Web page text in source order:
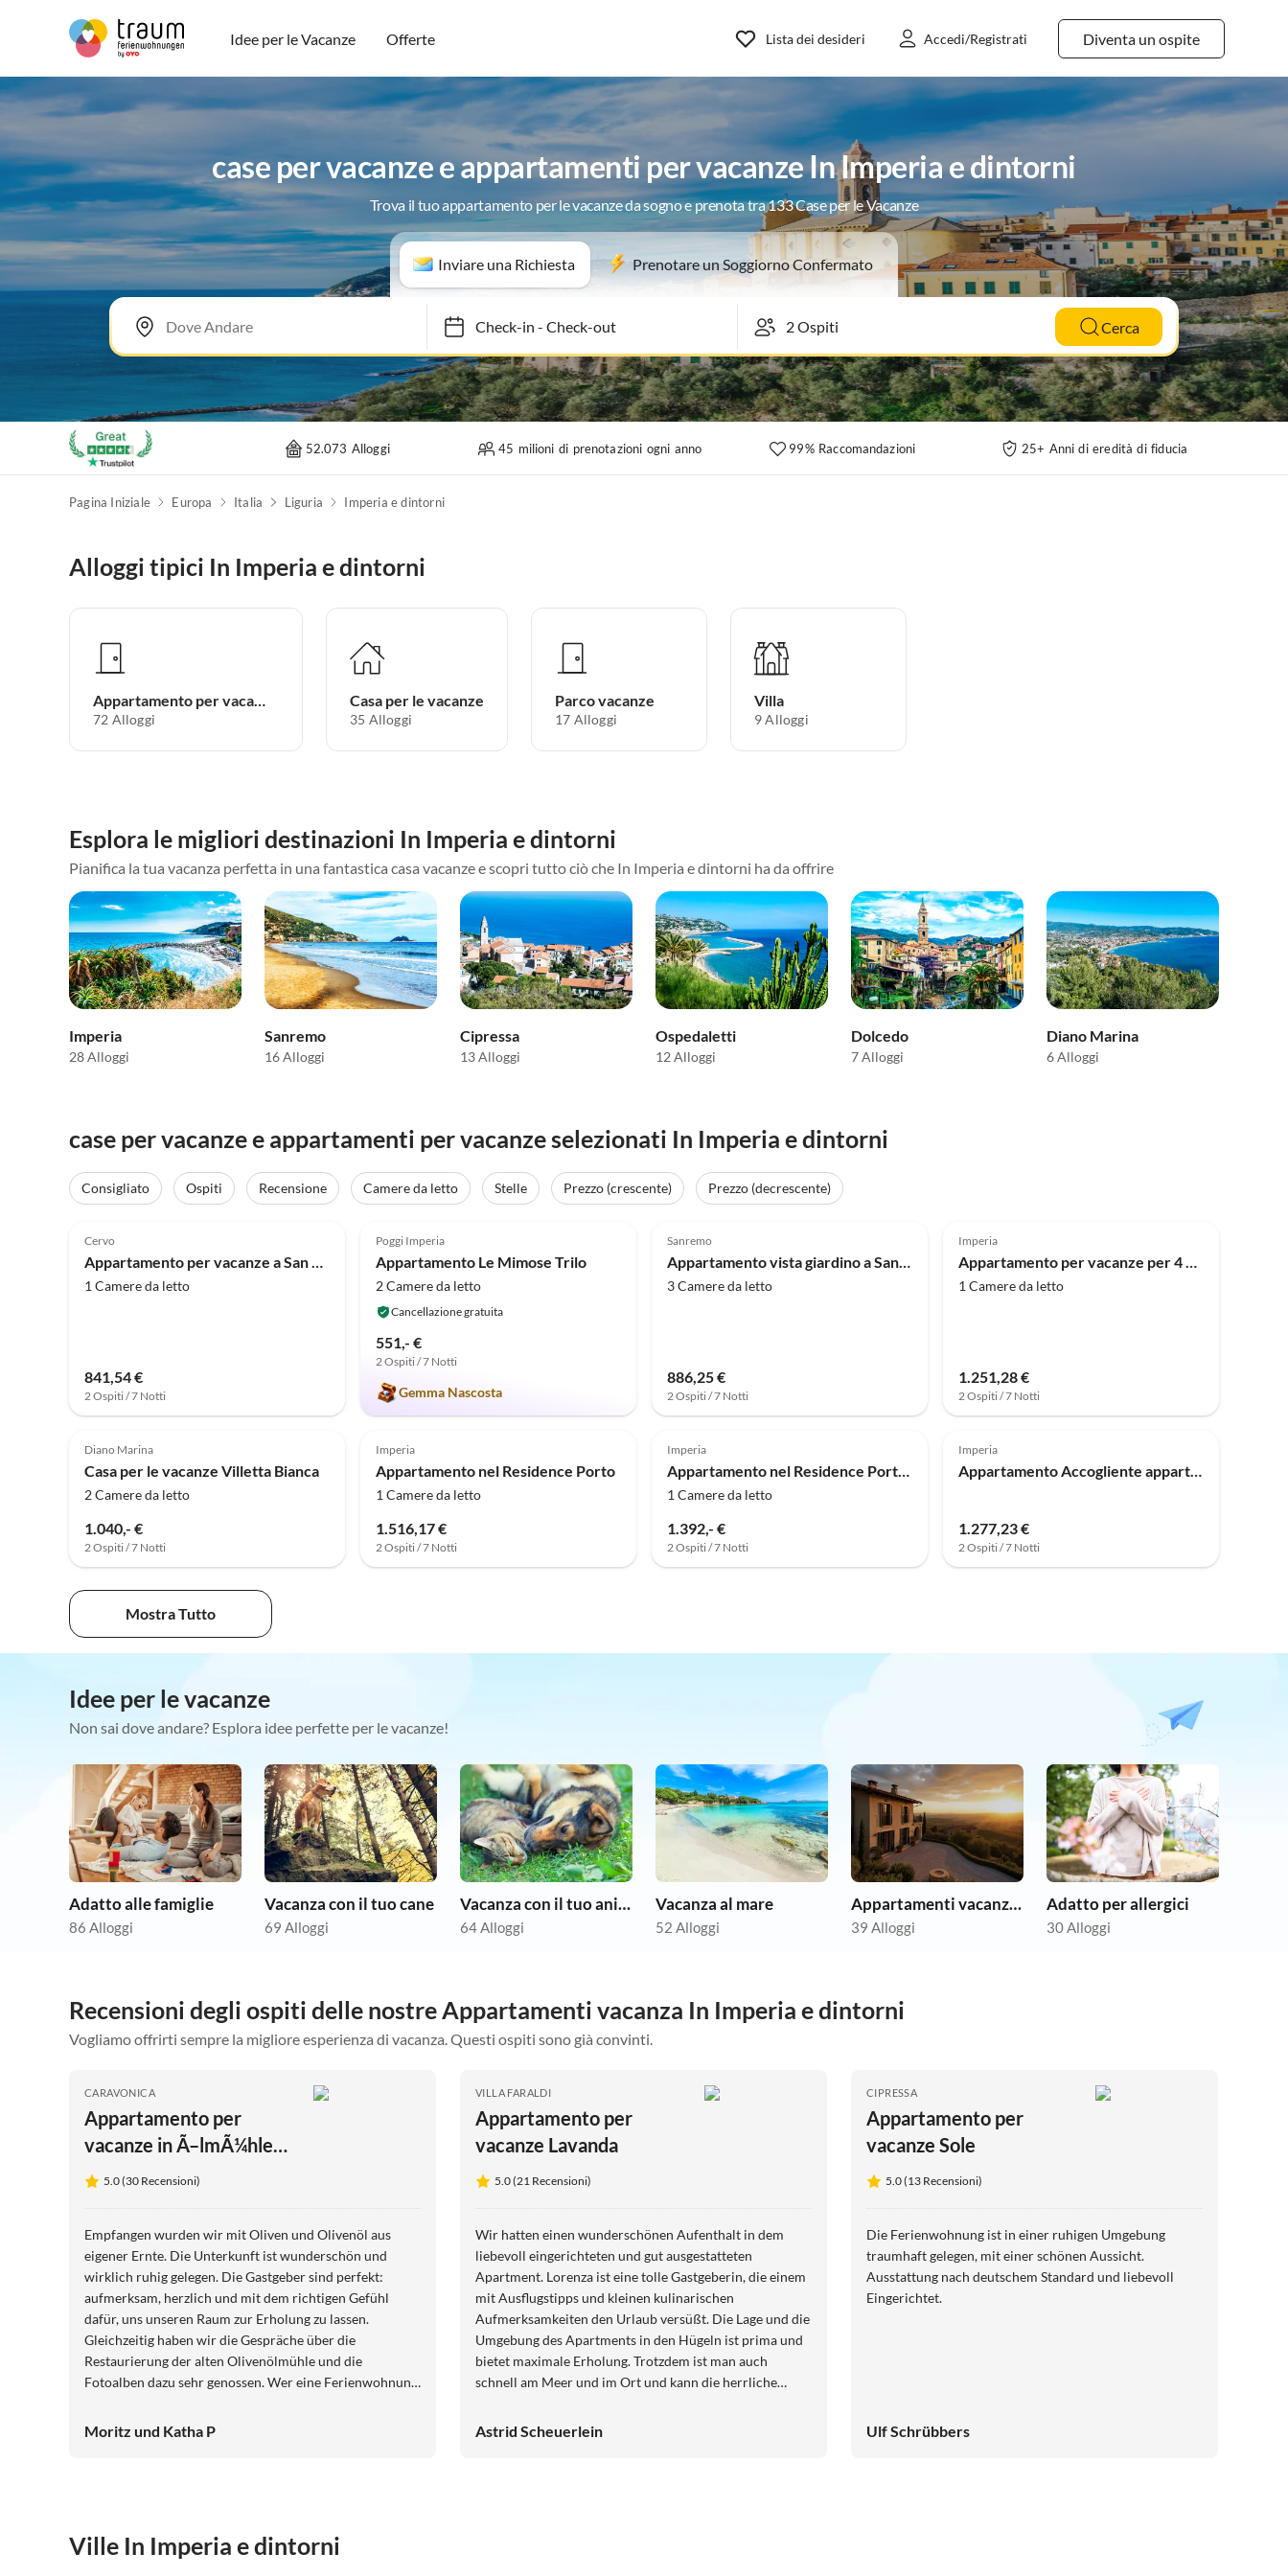
Idee per le Vacanze Offerte Diventa un ospite
Lista dei desideri Accedi/Registrati
case per vacanze e appartamenti per vacanze In Imperia e dintorni
Trova il tuo appartamento per le vacanze da sogno e prenota tra 133 Case per le Vacanze
Inviare una Richiesta Prenotare un Soggiorno Confermato
Check-in- Check-out Cerca
52.073 Alloggi 45 milioni di prenotazioni ogni anno 99% Raccomandazioni 25+ Anni di eredità di fiducia
Pagina Iniziale Europa Italia Liguria Imperia e dintorni
Alloggi tipici In Imperia e dintorni
Appartamento per vacanze
72 Alloggi
Casa per le vacanze
35 Alloggi
Parco vacanze
17 Alloggi
Villa
9 Alloggi
Esplora le migliori destinazioni In Imperia e dintorni
Pianifica la tua vacanza perfetta in una fantastica casa vacanze e scopri tutto ciò che In Imperia e dintorni ha da offrire
Imperia
28 Alloggi
Sanremo
16 Alloggi
Cipressa
13 Alloggi
Ospedaletti
12 Alloggi
Dolcedo
7 Alloggi
Diano Marina
6 Alloggi
case per vacanze e appartamenti per vacanze selezionati In Imperia e dintorni
Consigliato Ospiti Recensione Camere da letto Stelle Prezzo (crescente)
Prezzo (decrescente)
Cervo
Appartamento per vacanze a San Bartolomeo al Mare
1 Camere da letto
841,54 €
2 Ospiti / 7 Notti
Annuncio in
Alto
Poggi Imperia
Appartamento Le Mimose Trilo
2 Camere da letto
Cancellazione gratuita
551,- €
2 Ospiti / 7 Notti
Gemma Nascosta
Sanremo
Appartamento vista giardino a Sanremo con veranda
3 Camere da letto
886,25 €
2 Ospiti / 7 Notti
Imperia
Appartamento per vacanze per 4 persone a Imperia
1 Camere da letto
1.251,28 €
2 Ospiti / 7 Notti
Alto
Diano Marina
Casa per le vacanze Villetta Bianca
2 Camere da letto
1.040,- €
2 Ospiti / 7 Notti
Imperia
Appartamento nel Residence Porto
1 Camere da letto
1.516,17 €
2 Ospiti / 7 Notti
Imperia
Appartamento nel Residence Porto Maurizio
1 Camere da letto
1.392,- €
2 Ospiti / 7 Notti
Imperia
Appartamento Accogliente appartamento per 2 a Porto
1.277,23 €
2 Ospiti / 7 Notti
Mostra Tutto
Idee per le vacanze
Non sai dove andare? Esplora idee perfette per le vacanze!
Adatto alle famiglie
86 Alloggi
Vacanza con il tuo cane
69 Alloggi
Vacanza con il tuo animale domestico
64 Alloggi
Vacanza al mare
52 Alloggi
Appartamenti vacanze economici
39 Alloggi
Adatto per allergici
30 Alloggi
Recensioni degli ospiti delle nostre Appartamenti vacanza In Imperia e dintorni
Vogliamo offrirti sempre la migliore esperienza di vacanza. Questi ospiti sono già convinti.
CARAVONICA
Appartamento per
vacanze in Ã–lmÃ¼hle
Rivaro
5.0 (30 Recensioni)
Empfangen wurden wir mit Oliven und Olivenöl aus
eigener Ernte. Die Unterkunft ist wunderschön und
wirklich ruhig gelegen. Die Gastgeber sind perfekt:
aufmerksam, herzlich und mit dem richtigen Gefühl
dafür, uns unseren Raum zur Erholung zu lassen.
Gleichzeitig haben wir die Gespräche über die
Restaurierung der alten Olivenölmühle und die
Fotoalben dazu sehr genossen. Wer eine Ferienwohnung
richtigen Adresse. Eine klare Empfehlung. Wir kommen
Moritz und Katha P
VILLA FARALDI
Appartamento per
vacanze Lavanda
5.0 (21 Recensioni)
Wir hatten einen wunderschönen Aufenthalt in dem
liebevoll eingerichteten und gut ausgestatteten
Apartment. Lorenza ist eine tolle Gastgeberin, die einem
mit Ausflugstipps und kleinen kulinarischen
Aufmerksamkeiten den Urlaub versüßt. Die Lage und die
Umgebung des Apartments in den Hügeln ist prima und
bietet maximale Erholung. Trotzdem ist man auch
schnell am Meer und im Ort und kann die herrliche
Astrid Scheuerlein
CIPRESSA
Appartamento per
vacanze Sole
5.0 (13 Recensioni)
Die Ferienwohnung ist in einer ruhigen Umgebung
traumhaft gelegen, mit einer schönen Aussicht.
Ausstattung nach deutschem Standard und liebevoll
Eingerichtet.
Ulf Schrübbers
Ville In Imperia e dintorni